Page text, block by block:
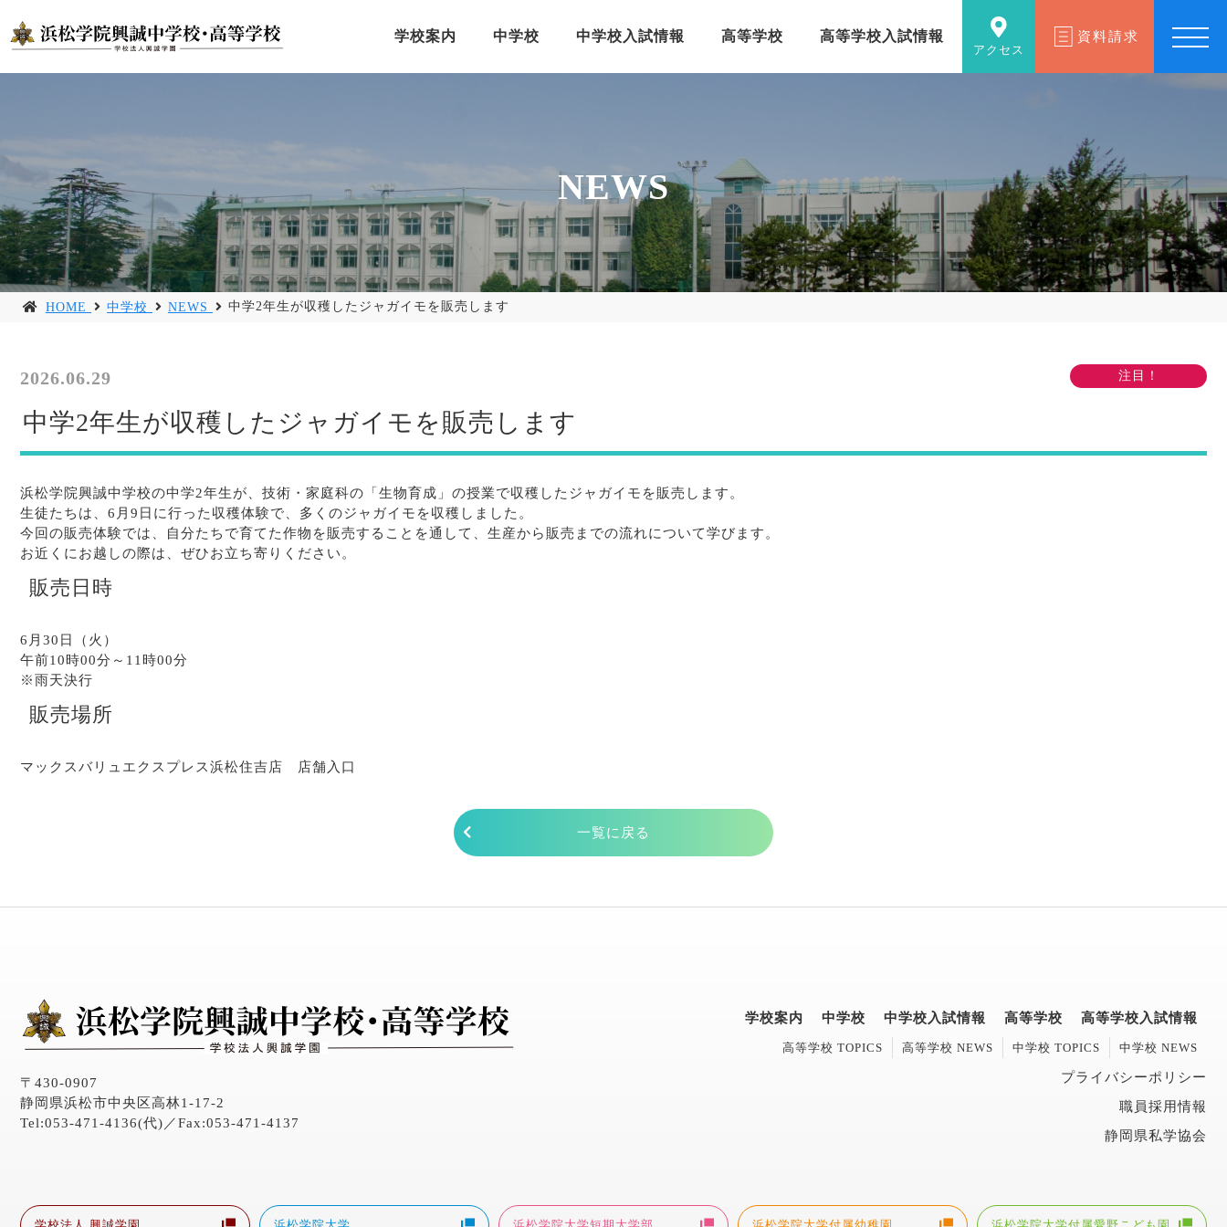
学校案内 中学校 中学校入試情報 高等学校 高等学校入試情報
アクセス
資料請求
NEWS
HOME 中学校 NEWS 中学2年生が収穫したジャガイモを販売します
2026.06.29
中学2年生が収穫したジャガイモを販売します
浜松学院興誠中学校の中学2年生が、技術・家庭科の「生物育成」の授業で収穫したジャガイモを販売します。
生徒たちは、6月9日に行った収穫体験で、多くのジャガイモを収穫しました。
今回の販売体験では、自分たちで育てた作物を販売することを通して、生産から販売までの流れについて学びます。
お近くにお越しの際は、ぜひお立ち寄りください。
販売日時
6月30日（火）
午前10時00分～11時00分
※雨天決行
販売場所
マックスバリュエクスプレス浜松住吉店 店舗入口
一覧に戻る
〒430-0907
静岡県浜松市中央区高林1-17-2
Tel:053-471-4136(代)／Fax:053-471-4137
学校案内 中学校 中学校入試情報 高等学校 高等学校入試情報
高等学校 TOPICS 高等学校 NEWS 中学校 TOPICS 中学校 NEWS
プライバシーポリシー
職員採用情報
静岡県私学協会